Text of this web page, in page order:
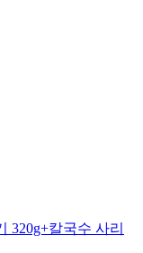
320g+칼국수 사리